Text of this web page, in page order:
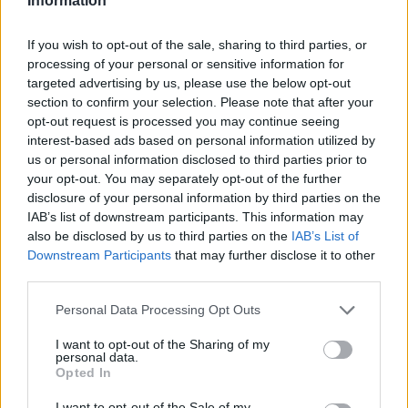
If you wish to opt-out of the sale, sharing to third parties, or
processing of your personal or sensitive information for
targeted advertising by us, please use the below opt-out
section to confirm your selection. Please note that after your
opt-out request is processed you may continue seeing
interest-based ads based on personal information utilized by
us or personal information disclosed to third parties prior to
your opt-out. You may separately opt-out of the further
disclosure of your personal information by third parties on the
IAB’s list of downstream participants. This information may
also be disclosed by us to third parties on the IAB’s List of
Downstream Participants that may further disclose it to other
Personal Data Processing Opt Outs
I want to opt-out of the Sharing of my
personal data.
Opted In
limpia. Para conseguir que el líquido penetre bien en
las raíces y el cuero cabelludo es recomendable
realizar masajes circulares. Una vez hecho, puedes
enjuagar o no. También es eficaz la infusión de
romero, siguiendo los mismos pasos.
3. Esencia de lavanda
La esencia de lavanda o aceite de lavanda puro es
en caso de padecer piojos. La esencia de lavanda
puedes comprarla en tiendas naturistas y, para
realizar la aplicación en la cabeza del niño, solamente
necesitarás unas gotas. Es importante que sea
esencia de lavanda pura. A la hora de hacer la